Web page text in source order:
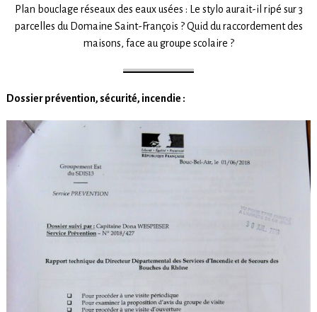
Plan bouclage réseaux des eaux usées : Le stylo aurait-il ripé sur 3
parcelles du Domaine Saint-François ? Quid du raccordement des
maisons, face au groupe scolaire ?
Dossier prévention, sécurité, incendie :